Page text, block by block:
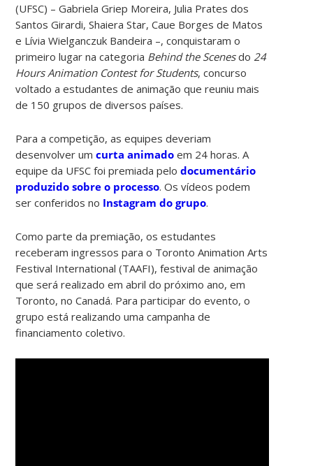
(UFSC) – Gabriela Griep Moreira, Julia Prates dos
Santos Girardi, Shaiera Star, Caue Borges de Matos
e Lívia Wielganczuk Bandeira –, conquistaram o
primeiro lugar na categoria Behind the Scenesdo 24
Hours Animation Contest for Students, concurso
voltado a estudantes de animação que reuniu mais
de 150 grupos de diversos países.
Para a competição, as equipes deveriam
desenvolver um curta animado em 24 horas. A
equipe da UFSC foi premiada pelodocumentário
produzido sobre o processo. Os vídeos podem
ser conferidos no Instagram do grupo.
Como parte da premiação, os estudantes
receberam ingressos para o Toronto Animation Arts
Festival International (TAAFI), festival de animação
que será realizado em abril do próximo ano, em
Toronto, no Canadá. Para participar do evento, o
grupo está realizando uma campanha de
financiamento coletivo.